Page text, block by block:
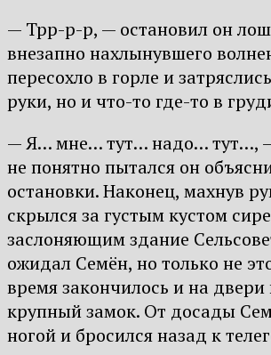
— Трр-р-р, — остановил он
внезапно нахлынувшего
пересохло в горле и
руки, но и что-то где-то в
— Я… мне… тут… надо… тут…,
не понятно пытался он
остановки. Наконец, махнув
скрылся за густым кустом
заслоняющим здание
ожидал Семён, но только не
время закончилось и на двери
крупный замок. От досады
ногой и бросился назад к